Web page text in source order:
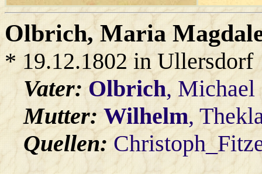
Olbrich, Maria
* 19.12.1802 in Ullersdorf
Vater:Olbrich, Michael
Mutter: Wilhelm,
Quellen: